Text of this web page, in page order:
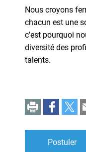
Nous croyons
chacun est une
c'est pourquoi
diversité des
talents.
Postuler